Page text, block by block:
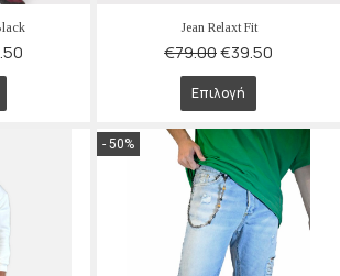
Jean Relaxt Fit
€79.00€39.50
Επιλογή
- 50%